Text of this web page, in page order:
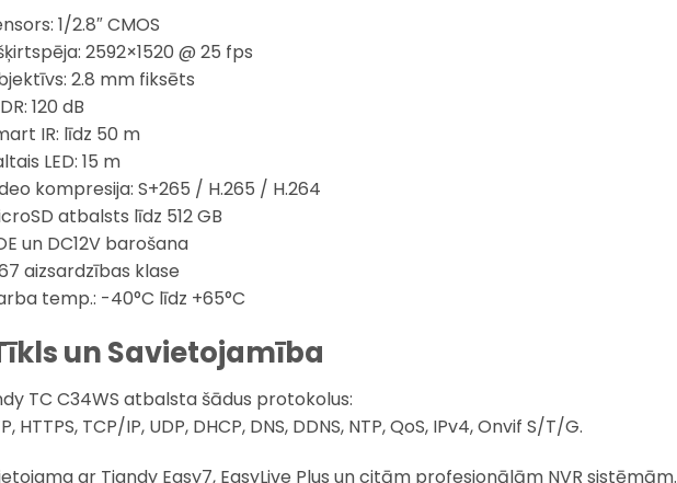
1/2.8″ CMOS
2592×1520 @ 25 fps
2.8 mm fiksēts
120 dB
IR: līdz 50 m
LED: 15 m
kompresija: S+265 / H.265 / H.264
atbalsts līdz 512 GB
un DC12V barošana
aizsardzības klase
temp.: -40°C līdz +65°C
un Savietojamība
TC C34WS atbalsta šādus protokolus:
HTTPS, TCP/IP, UDP, DHCP, DNS, DDNS, NTP, QoS, IPv4, Onvif S/T/G.
ar Tiandy Easy7, EasyLive Plus un citām profesionālām NVR sistēmām.